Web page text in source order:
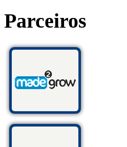
Parceiros